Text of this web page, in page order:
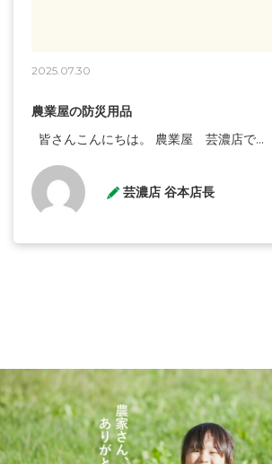
2025.07.30
農業屋の防災用品
皆さんこんにちは。 農業屋 芸濃店で...
芸濃店 谷本店長